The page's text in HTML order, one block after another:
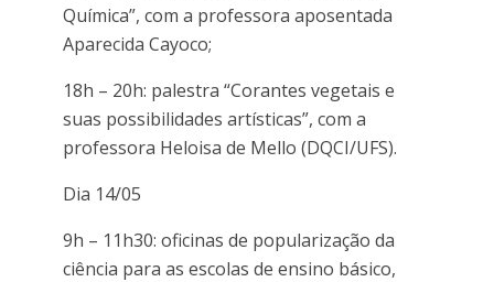
Química”, com a professora aposentada
Aparecida Cayoco;
18h – 20h: palestra “Corantes vegetais e
suas possibilidades artísticas”, com a
professora Heloisa de Mello (DQCI/UFS).
Dia 14/05
9h – 11h30: oficinas de popularização da
ciência para as escolas de ensino básico,